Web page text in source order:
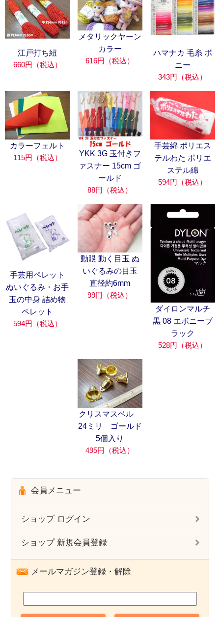
江戸打ち紐
660円（税込）
メタリックヤーン
カラー
616円（税込）
ハマナカ 毛糸 ボ
ニー
343円（税込）
カラーフェルト
115円（税込）
YKK 3G 玉付きフ
ァスナー 15cm ゴ
ールド
88円（税込）
手芸綿 ポリエス
テルわた ポリエ
ステル綿
594円（税込）
手芸用ペレット
ぬいぐるみ・お手
玉の中身 詰め物
ペレット
594円（税込）
動眼 動く目玉 ぬ
いぐるみの目玉
直径約6mm
99円（税込）
ダイロンマルチ
黒 08 エボニーブ
ラック
528円（税込）
クリスマスベル
24ミリ ゴールド
5個入り
495円（税込）
会員メニュー
ショップ ログイン
ショップ 新規会員登録
メールマガジン登録・解除